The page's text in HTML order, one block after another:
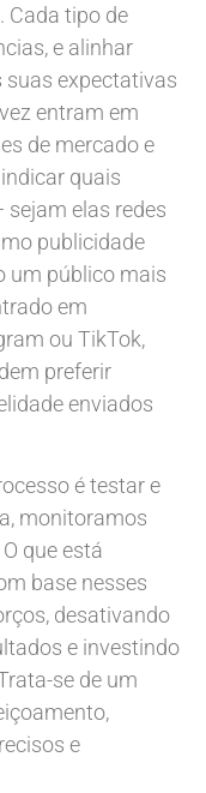
Cada tipo de
e alinhar
suas expectativas
entram em
de mercado e
quais
elas redes
publicidade
um público mais
em
ou TikTok,
preferir
enviados
é testar e
monitoramos
que está
base nesses
desativando
e investindo
se de um
e